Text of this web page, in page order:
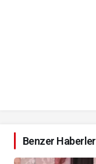
Benzer Haberler